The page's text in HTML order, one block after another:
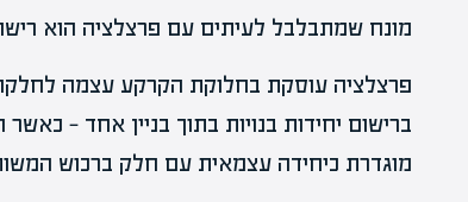
מונח שמתבלבל לעיתים עם פרצלציה הוא
פרצלציה עוסקת בחלוקת הקרקע עצמה
ברישום יחידות בנויות בתוך בניין אחד —
מוגדרת כיחידה עצמאית עם חלק ברכוש